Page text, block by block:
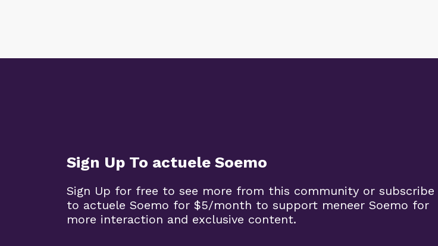
Sign Up To actuele Soemo
Sign Up for free to see more from this community or subscribe
to actuele Soemo for $5/month to support meneer Soemo for
more interaction and exclusive content.